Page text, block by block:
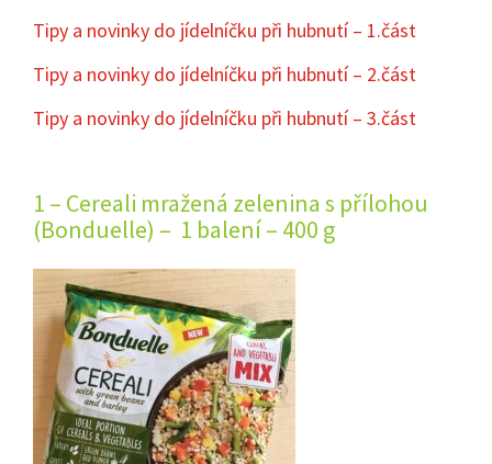
Tipy a novinky do jídelníčku při hubnutí – 1.část
Tipy a novinky do jídelníčku při hubnutí – 2.část
Tipy a novinky do jídelníčku při hubnutí – 3.část
1 – Cereali mražená zelenina s přílohou
(Bonduelle) – 1 balení – 400 g